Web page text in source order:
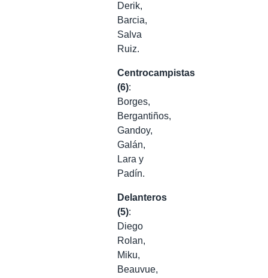
Derik,
Barcia,
Salva
Ruiz.
Centrocampistas
(6):
Borges,
Bergantiños,
Gandoy,
Galán,
Lara y
Padín.
Delanteros
(5):
Diego
Rolan,
Miku,
Beauvue,